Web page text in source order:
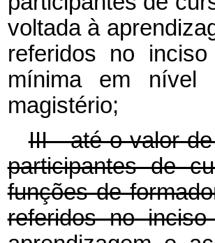
voltada à
referidos no
mínima em
magistério;
III - até o valor
participantes de
funções de
referidos no